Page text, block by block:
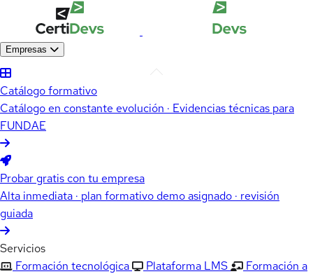
Empresas
Catálogo formativo
Catálogo en constante evolución · Evidencias técnicas para
FUNDAE
Probar gratis con tu empresa
Alta inmediata · plan formativo demo asignado · revisión
guiada
Servicios
Formación tecnológica
Plataforma LMS
Formación a